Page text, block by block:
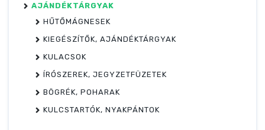
AJÁNDÉKTÁRGYAK
HŰTŐMÁGNESEK
KIEGÉSZÍTŐK, AJÁNDÉKTÁRGYAK
KULACSOK
ÍRÓSZEREK, JEGYZETFÜZETEK
BÖGRÉK, POHARAK
KULCSTARTÓK, NYAKPÁNTOK